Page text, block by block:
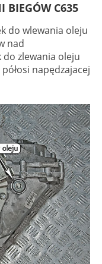
BIEGÓW C635
do wlewania oleju
nad
zlewania oleju
napędzajacej